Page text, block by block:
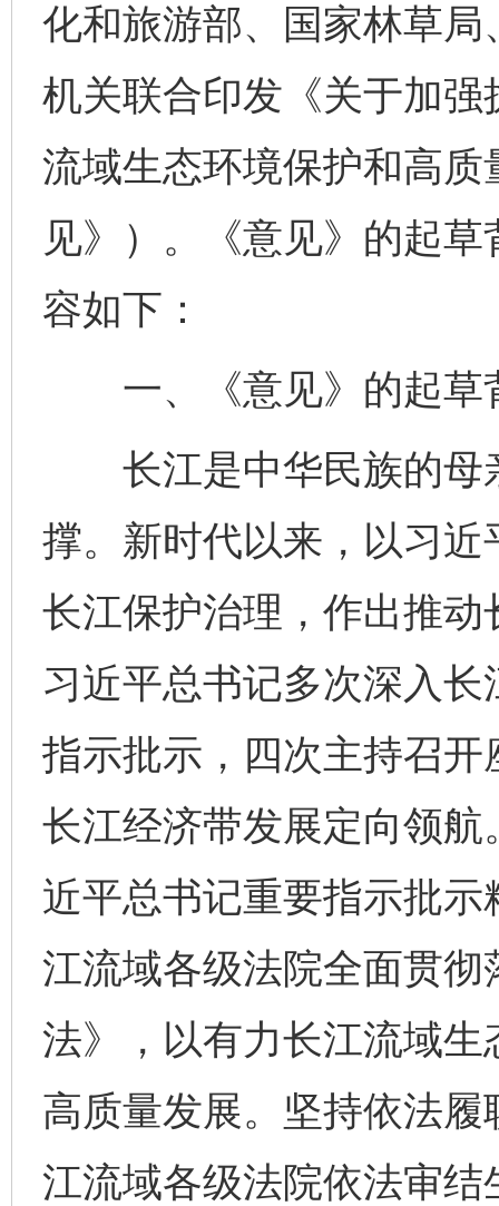
化和旅游部、国家林草
机关联合印发《关于加
流域生态环境保护和高
见》）。《意见》的起
容如下：
一、《意见》的起草
长江是中华民族的母
撑。新时代以来，以习
长江保护治理，作出推
习近平总书记多次深入
指示批示，四次主持召
长江经济带发展定向领
近平总书记重要指示批
江流域各级法院全面贯
法》，以有力长江流域
高质量发展。坚持依法
江流域各级法院依法审